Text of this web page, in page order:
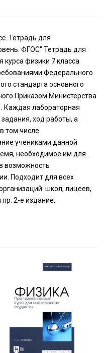
Тетрадь для
ФГОС" Тетрадь для
курса физики 7 класса
Федерального
стандарта основного
Приказом Министерства
Каждая лабораторная
ход работы, а
том числе
учениками данной
необходимое им для
возможность
Подходит для всех
школ, лицеев,
2-е издание,